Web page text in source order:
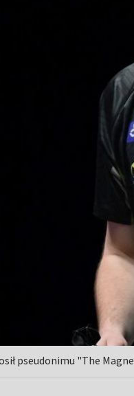
pseudonimu "The